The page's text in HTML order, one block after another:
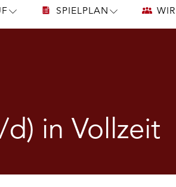
UNTERMENÜSPIELPLAN UNTERMENÜ
WIR
in Vollzeit